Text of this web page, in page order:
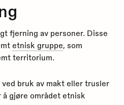
fjerning av personer. Disse
etnisk gruppe, som
territorium.
bruk av makt eller trusler
gjøre området etnisk